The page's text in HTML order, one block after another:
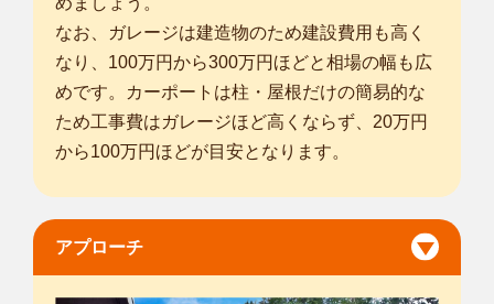
なお、ガレージは建造物のため建設費用も高く
なり、100万円から300万円ほどと相場の幅も広
めです。カーポートは柱・屋根だけの簡易的な
ため工事費はガレージほど高くならず、20万円
から100万円ほどが目安となります。
アプローチ